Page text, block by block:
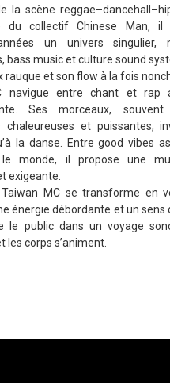
la scène
du collectif Chinese Man, il
un univers singulier,
bass music et culture sound
rauque et son flow à la fois
navigue entre chant et rap
Ses morceaux,
chaleureuses et puissantes,
la danse. Entre good vibes
monde, il propose une
exigeante.
MC se transforme en
énergie débordante et un sens
le public dans un voyage
les corps s’animent.